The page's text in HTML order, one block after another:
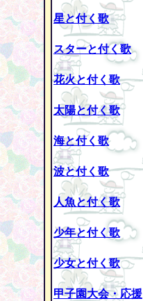
星と付く歌
スターと付く歌
花火と付く歌
太陽と付く歌
海と付く歌
波と付く歌
人魚と付く歌
少年と付く歌
少女と付く歌
甲子園大会・応援